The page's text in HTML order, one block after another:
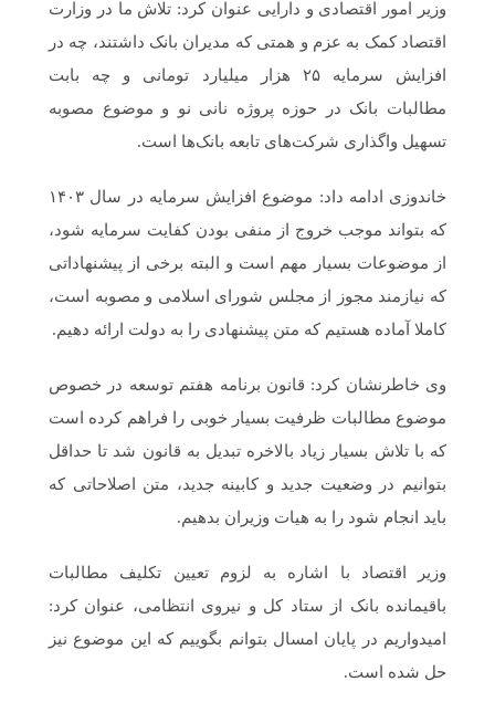
وزیر امور اقتصادی و دارایی عنوان کرد: تلاش ما در وزارت
اقتصاد کمک به عزم و همتی که مدیران بانک داشتند، چه در
افزایش سرمایه ۲۵ هزار میلیارد تومانی و چه بابت
مطالبات بانک در حوزه پروژه نانی نو و موضوع مصوبه
تسهیل واگذاری شرکت‌های تابعه بانک‌ها است.
خاندوزی ادامه داد: موضوع افزایش سرمایه در سال ۱۴۰۳
که بتواند موجب خروج از منفی بودن کفایت سرمایه شود،
از موضوعات بسیار مهم است و البته برخی از پیشنهاداتی
که نیازمند مجوز از مجلس شورای اسلامی و مصوبه است،
کاملا آماده هستیم که متن پیشنهادی را به دولت ارائه دهیم.
وی خاطرنشان کرد: قانون برنامه هفتم توسعه در خصوص
موضوع مطالبات ظرفیت بسیار خوبی را فراهم کرده است
که با تلاش بسیار زیاد بالاخره تبدیل به قانون شد تا حداقل
بتوانیم در وضعیت جدید و کابینه جدید، متن اصلاحاتی که
باید انجام شود را به هیات وزیران بدهیم.
وزیر اقتصاد با اشاره به لزوم تعیین تکلیف مطالبات
باقیمانده بانک از ستاد کل و نیروی انتظامی، عنوان کرد:
امیدواریم در پایان امسال بتوانم بگوییم که این موضوع نیز
حل شده است.